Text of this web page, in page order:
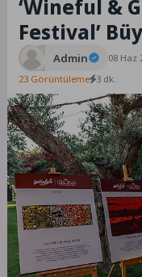
‘Wineful &
Festival’
Admin 08 Haz
23 Görüntüleme 3 dk.